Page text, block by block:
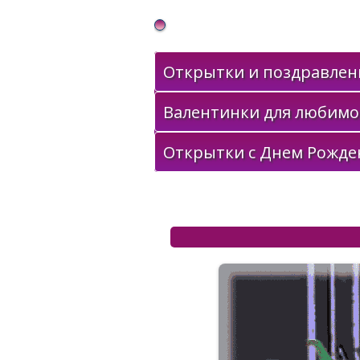
Gif Открытки в подарок
Открытки и
Валентинки для
Открытки с Днем